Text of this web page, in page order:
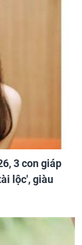
3 con giáp
lộc', giàu